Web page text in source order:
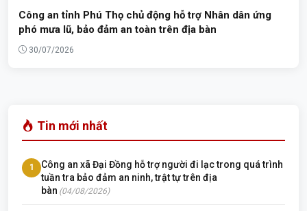
Công an tỉnh Phú Thọ chủ động hỗ trợ Nhân dân ứng
phó mưa lũ, bảo đảm an toàn trên địa bàn
30/07/2026
Tin mới nhất
1
Công an xã Đại Đồng hỗ trợ người đi lạc trong quá trình
tuần tra bảo đảm an ninh, trật tự trên địa
bàn (04/08/2026)